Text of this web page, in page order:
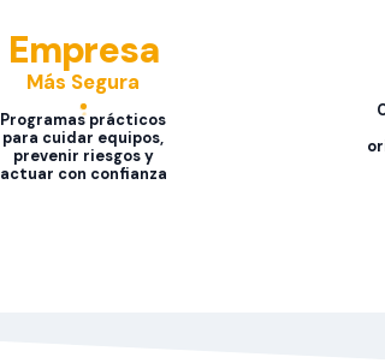
Empresa
Más Segura
Programas prácticos
para cuidar equipos,
prevenir riesgos y
actuar con confianza